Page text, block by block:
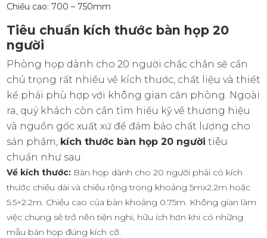
Chiều cao: 700 – 750mm
Tiêu chuẩn kích thước bàn họp 20
người
Phòng họp dành cho 20 người chắc chắn sẽ cần
chú trọng rất nhiều về kích thước, chất liệu và thiết
kế phải phù hợp với không gian căn phòng. Ngoài
ra, quý khách còn cần tìm hiểu kỹ về thương hiệu
và nguồn gốc xuất xứ để đảm bảo chất lượng cho
sản phẩm, kích thước bàn họp 20 người tiêu
chuẩn như sau:
Về kích thước:Bàn họp dành cho 20 người phải có kích
thước chiều dài và chiều rộng trong khoảng 5mx2.2m hoặc
5.5×2.2m. Chiều cao của bàn khoảng 0.75m. Không gian làm
việc chung sẽ trở nên tiện nghi, hữu ích hơn khi có những
mẫu bàn họp đúng kích cỡ.